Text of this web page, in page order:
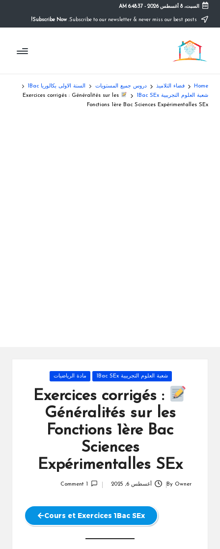
content
السبت، 8 أغسطس 2026 -
6:48:38 AM
Subscribe Now!
م
و
ق
ع
التعليم
الصريح
Home فضاء التلاميذ دروس جميع المستويات
السنة الاولى بكالوريا 1Bac
شعبة العلوم التجريبية 1Bac SEx
Exercices corrigés : Généralités sur les
Fonctions 1ère Bac Sciences Expérimentalles SEx
Posted
in
شعبة العلوم التجريبية 1Bac SEx مادة الرياضيات
Exercices corrigés :
Généralités sur les
Fonctions 1ère Bac
Sciences
Expérimentalles SEx
By Owner أغسطس 6, 2025 1 Comment
Cours et Exercices 1Bac SEx